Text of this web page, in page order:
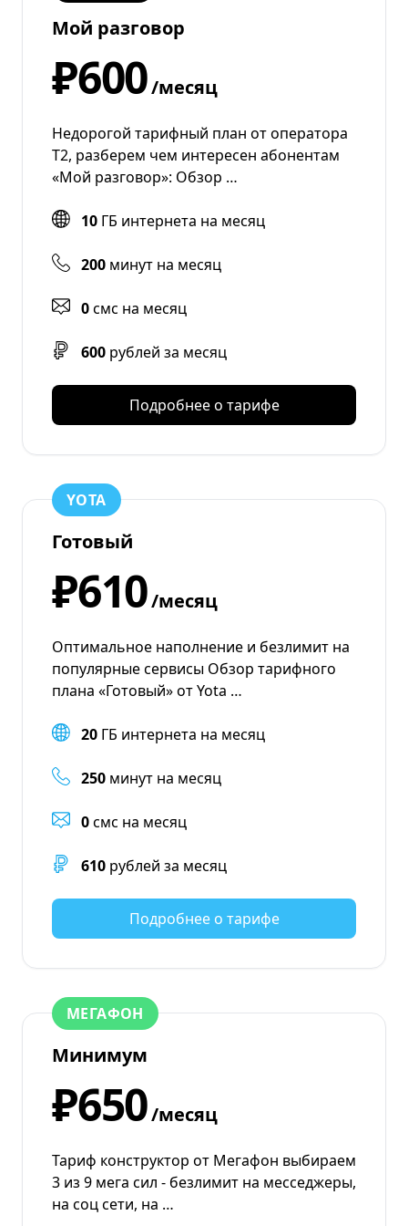
Мой разговор
₽600/месяц
Недорогой тарифный план от оператора
T2, разберем чем интересен абонентам
«Мой разговор»: Обзор …
10 ГБ интернета на месяц
200 минут на месяц
0смс на месяц
600 рублей за месяц
Подробнее о тарифе
YOTA
Готовый
₽610/месяц
Оптимальное наполнение и безлимит на
популярные сервисы Обзор тарифного
плана «Готовый» от Yota …
20 ГБ интернета на месяц
250 минут на месяц
0смс на месяц
610 рублей за месяц
Подробнее о тарифе
МЕГАФОН
Минимум
₽650/месяц
Тариф конструктор от Мегафон выбираем
3 из 9 мега сил - безлимит на месседжеры,
на соц сети, на …